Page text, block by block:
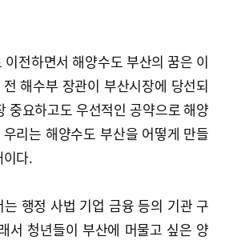
전하면서 해양수도 부산의 꿈은 이
해수부 장관이 부산시장에 당선되
중요하고도 우선적인 공약으로 해양
리는 해양수도 부산을 어떻게 만들
다.
행정 사법 기업 금융 등의 기관 구
서 청년들이 부산에 머물고 싶은 양